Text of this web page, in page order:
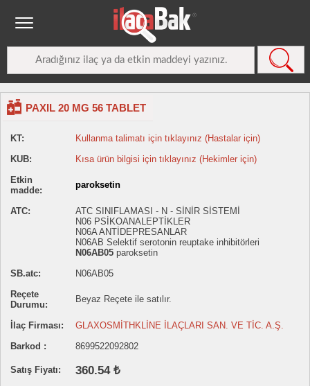
PAXIL 20 MG 56 TABLET
KT:
Kullanma talimatı için tıklayınız (Hastalar için)
KUB:
Kısa ürün bilgisi için tıklayınız (Hekimler için)
Etkin
madde:
paroksetin
ATC:
ATC SINIFLAMASI - N - SİNİR SİSTEMİ
N06 PSİKOANALEPTİKLER
N06A ANTİDEPRESANLAR
N06AB Selektif serotonin reuptake inhibitörleri
N06AB05 paroksetin
SB.atc:
N06AB05
Reçete
Durumu:
Beyaz Reçete ile satılır.
İlaç Firması:
GLAXOSMİTHKLİNE İLAÇLARI SAN. VE TİC. A.Ş.
Barkod :
8699522092802
Satış Fiyatı: 360.54 ₺